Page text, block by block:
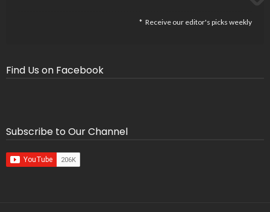
Receive our editor's picks weekly
Find Us on Facebook
Subscribe to Our Channel